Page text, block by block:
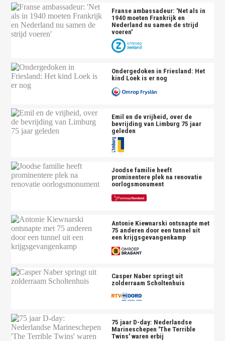
Franse ambassadeur: 'Net als in
1940 moeten Frankrijk en
Nederland nu samen de strijd
voeren'
Ondergedoken in Friesland: Het
kind Loek is er nog
Emil en de vrijheid, over de
bevrijding van Limburg 75 jaar
geleden
Joodse familie heeft
prominentere plek na renovatie
oorlogsmonument
Antonie Kiewnarski ontsnapte met
75 anderen door een tunnel uit
een krijgsgevangenkamp
Casper Naber springt uit
zolderraam Scholtenhuis
75 jaar D-day: Nederlandse
Marineschepen 'The Terrible
Twins' waren erbij